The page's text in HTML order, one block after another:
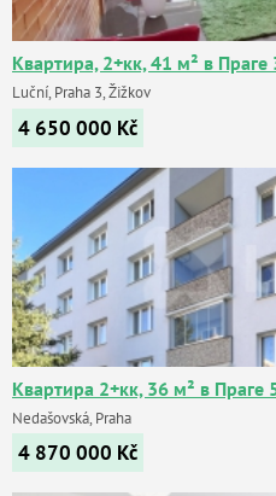
Квартира, 2+кк, 41 м² в Праге
Luční, Praha 3, Žižkov
4 650 000 Kč
Квартира 2+кк, 36 м² в Праге
Nedašovská, Praha
4 870 000 Kč